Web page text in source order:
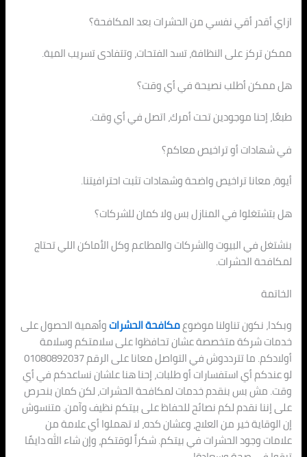
ازاي أقدر أقي نفسي من الحشرات بعد المكافحة؟
ممكن تركز على النظافة، تسد الفتحات، وتتفادى تسريب المية.
هل ممكن أطلب نصيحة في أي وقت؟
طبعًا، إحنا موجودين تحت أمرك، اتصل في أي وقت.
في شهادات أو تراخيص معاكم؟
أيوة، معانا تراخيص واضحة وشهادات تثبت احترافيتنا.
هل بتشتغلوا في المنازل بس ولا كمان للشركات؟
بنشتغل في البيوت والشركات والمطاعم وكل الأماكن اللي تحتاج
لمكافحة الحشرات.
الخاتمة
وبكدا، نكون تناولنا موضوعمكافحة الحشراتوأهمية الحصول على
خدمات شركة متخصصة عشان تحافظوا على سلامتكم وسلامة
أولادكم. ما تترددوش في التواصل معانا على الرقم 01080892037
لو عندكم أي استفسارات أو طلبات، إحنا هنا علشان نساعدكم في أي
وقت. مش بس بنقدم خدمات لمكافحة الحشرات، لكن كمان بنحرص
على إننا نقدم لكم نصائح للحفاظ على بيتكم نظيف وآمن. متنسوش
إن الوقاية خير من العلاج، وعشان كده، لا تهملوا أي علامة من
علامات وجود الحشرات في بيتكم. شكراً لوقتكم، وإن شاء الله دايمًا